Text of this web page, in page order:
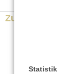
Zurück zur
Statistik